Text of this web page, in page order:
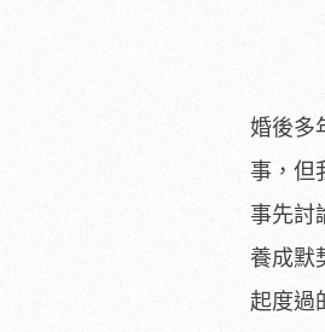
婚後多
事，但
事先討
養成默
起度過